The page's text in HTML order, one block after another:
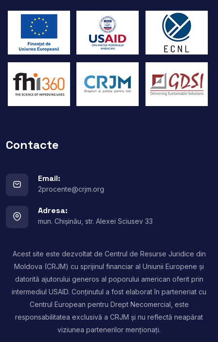
Contacte
Email:
2procente@crjm.org
Adresa:
mun. Chișinău, str. Alexei Sciusev 33
Acest site este dezvoltat de Centrul de Resurse Juridice din
Moldova (CRJM) cu sprijinul financiar al Uniunii Europene și
datorită ajutorului generos al poporului american oferit prin
intermediul USAID. Conținutul a fost elaborat în parteneriat cu
Centrul European pentru Drept Necomercial, este
responsabilitatea exclusivă a CRJM și nu reflectă neapărat
viziunea partenerilor menționați.